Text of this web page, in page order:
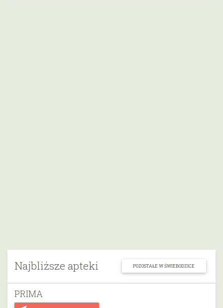
Najbliższe apteki POZOSTAŁE W ŚWIEBODZICE
PRIMA